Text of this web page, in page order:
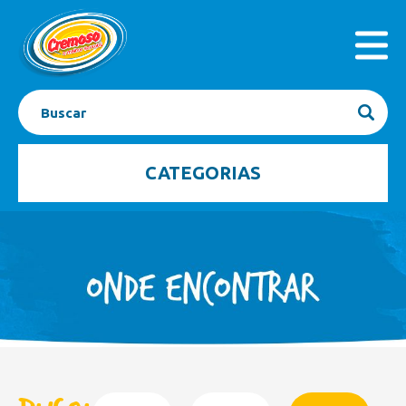
CATEGORIAS
Bombom Gelado
Caixas
INICIAL
PRODUTOS
A EMPRESA
SEJA FRANQUEADO
CONTATO